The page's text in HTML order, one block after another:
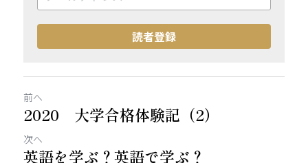
読者登録
前へ
2020 大学合格体験記（2）
次へ
英語を学ぶ？英語で学ぶ？